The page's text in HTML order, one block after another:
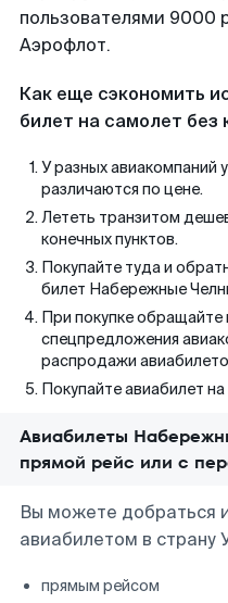
пользователями 9000
Аэрофлот.
Как еще сэкономить
билет на самолет без
У разных авиакомпаний
различаются по цене.
Лететь транзитом
конечных пунктов.
Покупайте туда и
билет Набережные
При покупке обращайте
спецпредложения
распродажи
Покупайте авиабилет
Авиабилеты
прямой рейс или с
Вы можете добраться
авиабилетом в страну
прямым рейсом